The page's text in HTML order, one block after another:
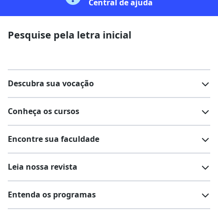
Central de ajuda
Pesquise pela letra inicial
Descubra sua vocação
Conheça os cursos
Cursos técnicos
Encontre sua faculdade
Comunidade Quero
Leia nossa revista
Entenda os programas